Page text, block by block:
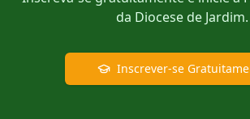
da Diocese de Jardim.
Inscrever-se